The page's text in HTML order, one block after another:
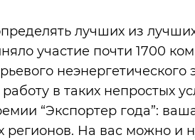
лучших из
участие почти 1700
неэнергетического
в таких непростых
“Экспортер года”:
регионов. На вас можно и